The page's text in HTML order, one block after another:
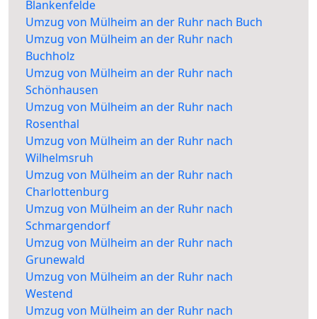
Blankenfelde
Umzug von Mülheim an der Ruhr nach Buch
Umzug von Mülheim an der Ruhr nach
Buchholz
Umzug von Mülheim an der Ruhr nach
Schönhausen
Umzug von Mülheim an der Ruhr nach
Rosenthal
Umzug von Mülheim an der Ruhr nach
Wilhelmsruh
Umzug von Mülheim an der Ruhr nach
Charlottenburg
Umzug von Mülheim an der Ruhr nach
Schmargendorf
Umzug von Mülheim an der Ruhr nach
Grunewald
Umzug von Mülheim an der Ruhr nach
Westend
Umzug von Mülheim an der Ruhr nach